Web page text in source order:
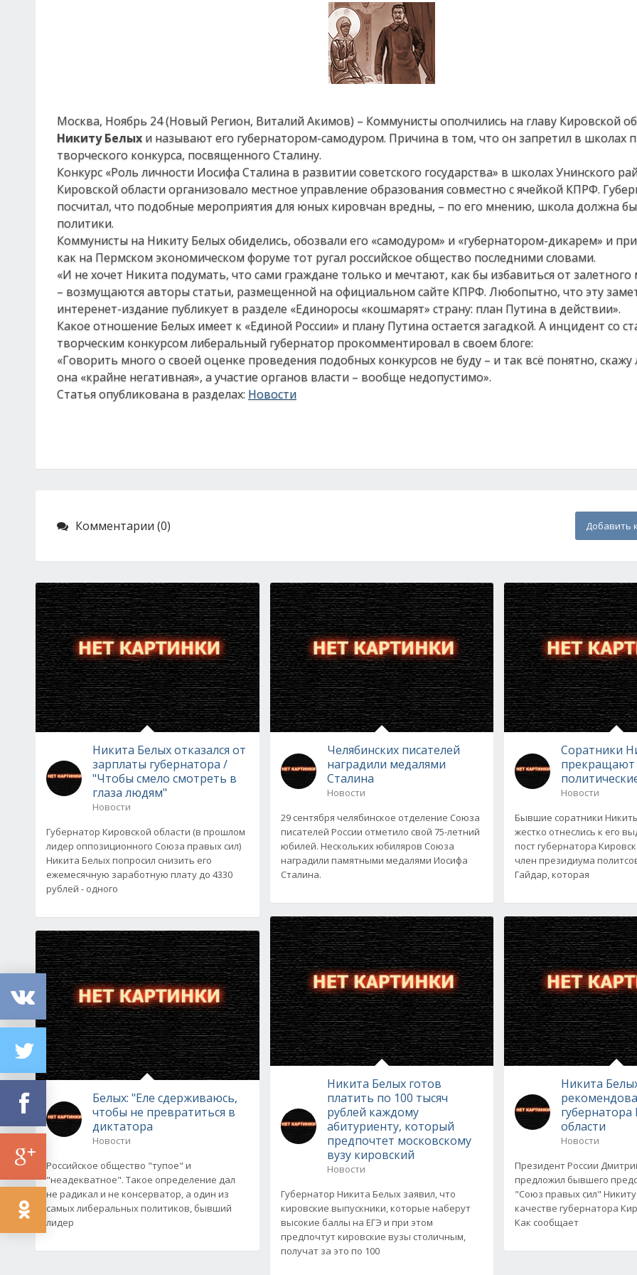
Москва, Ноябрь 24 (Новый Регион, Виталий Акимов) – Коммунисты ополчились на главу Кировской
Никиту Белых и называют его губернатором-самодуром. Причина в том, что он запретил в школах
творческого конкурса, посвященного Сталину.
Конкурс «Роль личности Иосифа Сталина в развитии советского государства» в школах Унинского
Кировской области организовало местное управление образования совместно с ячейкой КПРФ.
посчитал, что подобные мероприятия для юных кировчан вредны, – по его мнению, школа должна
политики.
Коммунисты на Никиту Белых обиделись, обозвали его «самодуром» и «губернатором-дикарем» и
как на Пермском экономическом форуме тот ругал российское общество последними словами.
«И не хочет Никита подумать, что сами граждане только и мечтают, как бы избавиться от залетного
– возмущаются авторы статьи, размещенной на официальном сайте КПРФ. Любопытно, что эту
интеренет-издание публикует в разделе «Единоросы «кошмарят» страну: план Путина в действии».
Какое отношение Белых имеет к «Единой России» и плану Путина остается загадкой. А инцидент со
творческим конкурсом либеральный губернатор прокомментировал в своем блоге:
«Говорить много о своей оценке проведения подобных конкурсов не буду – и так всё понятно,
она «крайне негативная», а участие органов власти – вообще недопустимо».
Статья опубликована в разделах: Новости
Комментарии (0) Добавить
Никита Белых отказался от
зарплаты губернатора /
"Чтобы смело смотреть в
глаза людям"
Новости
Губернатор Кировской области (в прошлом
лидер оппозиционного Союза правых сил)
Никита Белых попросил снизить его
ежемесячную заработную плату до 4330
рублей - одного
Белых: "Еле сдерживаюсь,
чтобы не превратиться в
диктатора
Новости
Российское общество "тупое" и
"неадекватное". Такое определение дал
не радикал и не консерватор, а один из
самых либеральных политиков, бывший
лидер
Челябинских писателей
наградили медалями
Сталина
Новости
29 сентября челябинское отделение Союза
писателей России отметило свой 75-летний
юбилей. Нескольких юбиляров Союза
наградили памятными медалями Иосифа
Сталина.
Никита Белых готов
платить по 100 тысяч
рублей каждому
абитуриенту, который
предпочтет московскому
вузу кировский
Новости
Губернатор Никита Белых заявил, что
кировские выпускники, которые наберут
высокие баллы на ЕГЭ и при этом
предпочтут кировские вузы столичным,
получат за это по 100
Соратники
прекращают
Новости
Бывшие соратники
жестко отнеслись к его
пост губернатора
член президиума
Гайдар, которая
Никита
области
Новости
Президент России
предложил бывшего
"Союз правых сил"
качестве губернатора
Как сообщает